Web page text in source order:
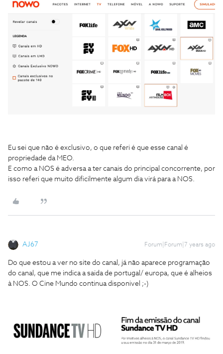
Eu sei que não é exclusivo, o que referi é que esse canal é
propriedade da MEO.
E como a NOS é adversa a ter canais do principal concorrente, por
isso referi que muito dificilmente algum dia virá para a NOS.
AJ67 Forum|Forum|7 years ago
Do que estou a ver no site do canal, já não aparece programação
do canal, que me indica a saida de portugal/ europa, que é alheios
à NOS. O Cine Mundo continua disponivel ;-)